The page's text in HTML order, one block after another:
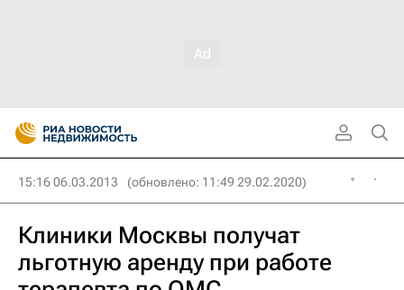
15:16 06.03.2013 (обновлено: 11:49 29.02.2020)
Клиники Москвы получат
льготную аренду при работе